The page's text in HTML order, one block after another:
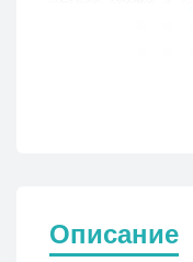
Описание